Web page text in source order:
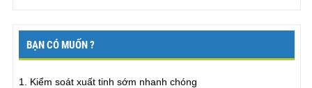
Một lần nữa xin cảm ơn chương trình!
“Tôi có những lo lắng ban đầu về phương pháp này,
BẠN CÓ MUỐN ?
1. Kiểm soát xuất tinh sớm nhanh chóng